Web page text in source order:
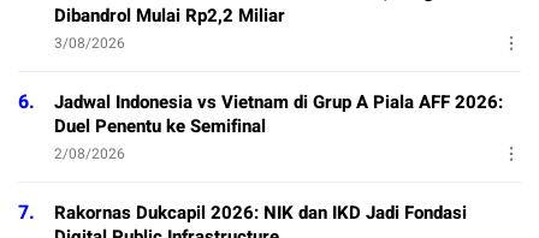
Dibandrol Mulai Rp2,2 Miliar
3/08/2026
6.
Jadwal Indonesia vs Vietnam di Grup A Piala AFF 2026:
Duel Penentu ke Semifinal
2/08/2026
7.
Rakornas Dukcapil 2026: NIK dan IKD Jadi Fondasi